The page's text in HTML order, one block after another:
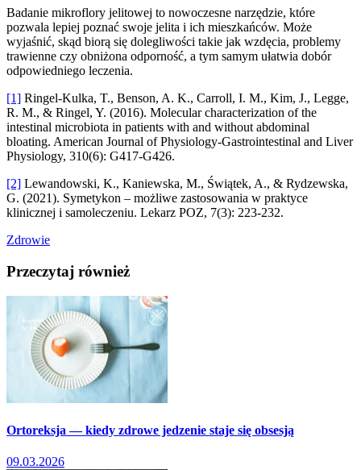
Badanie mikroflory jelitowej to nowoczesne narzędzie, które
pozwala lepiej poznać swoje jelita i ich mieszkańców. Może
wyjaśnić, skąd biorą się dolegliwości takie jak wzdęcia, problemy
trawienne czy obniżona odporność, a tym samym ułatwia dobór
odpowiedniego leczenia.
[1] Ringel-Kulka, T., Benson, A. K., Carroll, I. M., Kim, J., Legge,
R. M., & Ringel, Y. (2016). Molecular characterization of the
intestinal microbiota in patients with and without abdominal
bloating. American Journal of Physiology-Gastrointestinal and Liver
Physiology, 310(6): G417-G426.
[2] Lewandowski, K., Kaniewska, M., Świątek, A., & Rydzewska,
G. (2021). Symetykon – możliwe zastosowania w praktyce
klinicznej i samoleczeniu. Lekarz POZ, 7(3): 223-232.
Zdrowie
Przeczytaj również
Ortoreksja — kiedy zdrowe jedzenie staje się obsesją
09.03.2026